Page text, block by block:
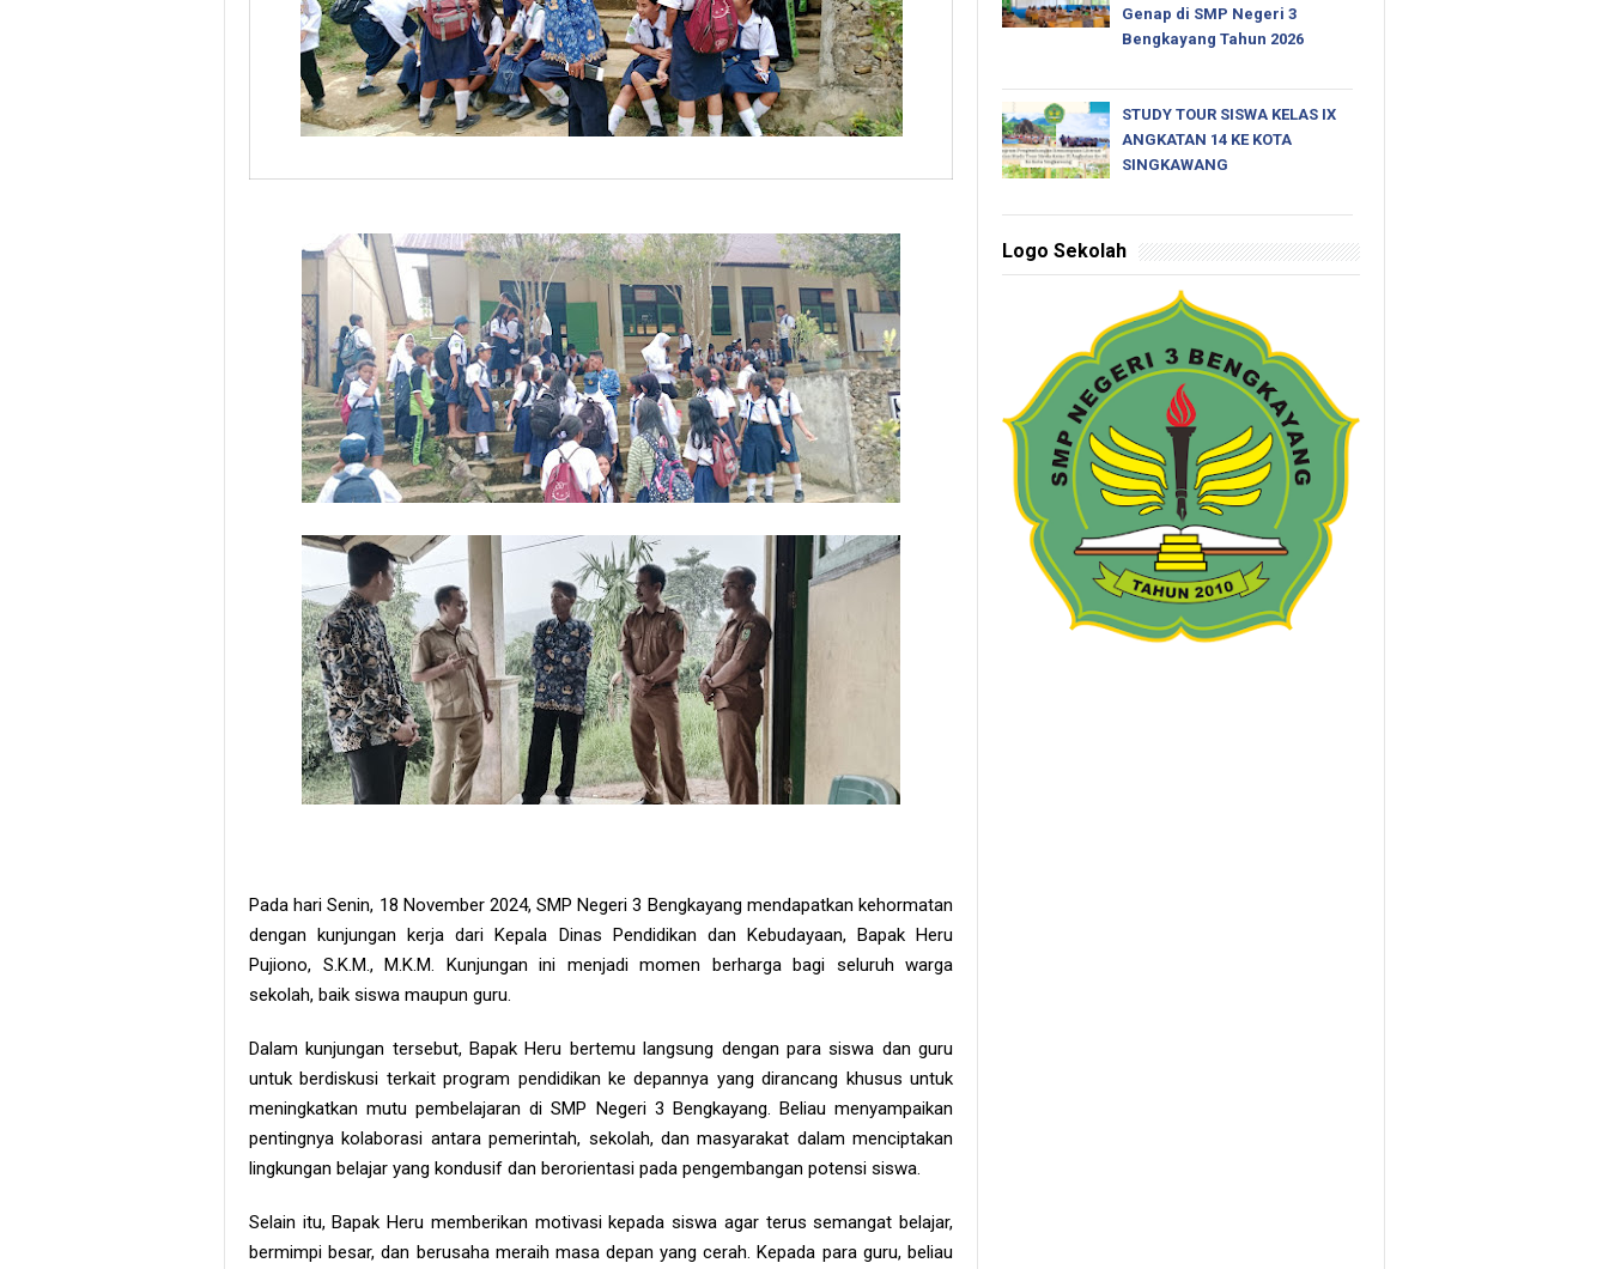
Pada hari Senin, 18 November 2024, SMP Negeri 3 Bengkayang mendapatkan kehormatan
dengan kunjungan kerja dari Kepala Dinas Pendidikan dan Kebudayaan, Bapak Heru
Pujiono, S.K.M., M.K.M. Kunjungan ini menjadi momen berharga bagi seluruh warga
sekolah, baik siswa maupun guru.
Dalam kunjungan tersebut, Bapak Heru bertemu langsung dengan para siswa dan guru
untuk berdiskusi terkait program pendidikan ke depannya yang dirancang khusus untuk
meningkatkan mutu pembelajaran di SMP Negeri 3 Bengkayang. Beliau menyampaikan
pentingnya kolaborasi antara pemerintah, sekolah, dan masyarakat dalam menciptakan
lingkungan belajar yang kondusif dan berorientasi pada pengembangan potensi siswa.
Selain itu, Bapak Heru memberikan motivasi kepada siswa agar terus semangat belajar,
bermimpi besar, dan berusaha meraih masa depan yang cerah. Kepada para guru, beliau
Genap di SMP Negeri 3
Bengkayang Tahun 2026
STUDY TOUR SISWA KELAS IX
ANGKATAN 14 KE KOTA
SINGKAWANG
Logo Sekolah